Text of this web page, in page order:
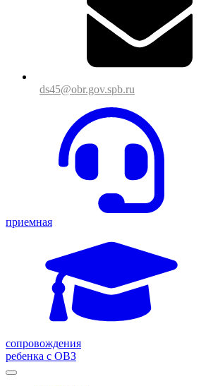
ds45@obr.gov.spb.ru
приемная
сопровождения
ребенка с ОВЗ